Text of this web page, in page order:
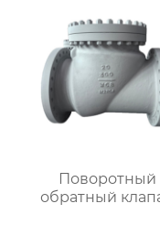
Поворотный
обратный